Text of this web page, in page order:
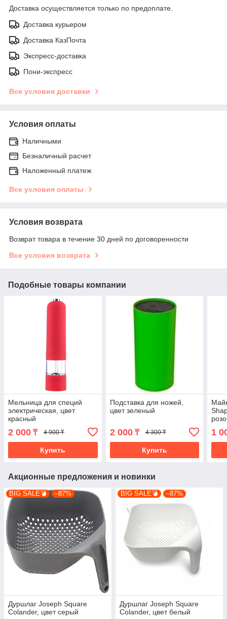
Доставка осуществляется только по предоплате.
Доставка курьером
Доставка КазПочта
Экспресс-доставка
Пони-экспресс
Все условия доставки
Условия оплаты
Наличными
Безналичный расчет
Наложенный платеж
Все условия оплаты
Условия возврата
Возврат товара в течение 30 дней по договоренности
Все условия возврата
Подобные товары компании
Мельница для специй
электрическая, цвет
красный
2 000 ₸ 4 900 ₸
Купить
Подставка для ножей,
цвет зеленый
2 000₸ 4 300 ₸
Купить
1
Акционные предложения и новинки
BIG SALE💣 –87%
Дуршлаг Joseph Square
Colander, цвет серый
BIG SALE💣 –87%
Дуршлаг Joseph Square
Colander, цвет белый